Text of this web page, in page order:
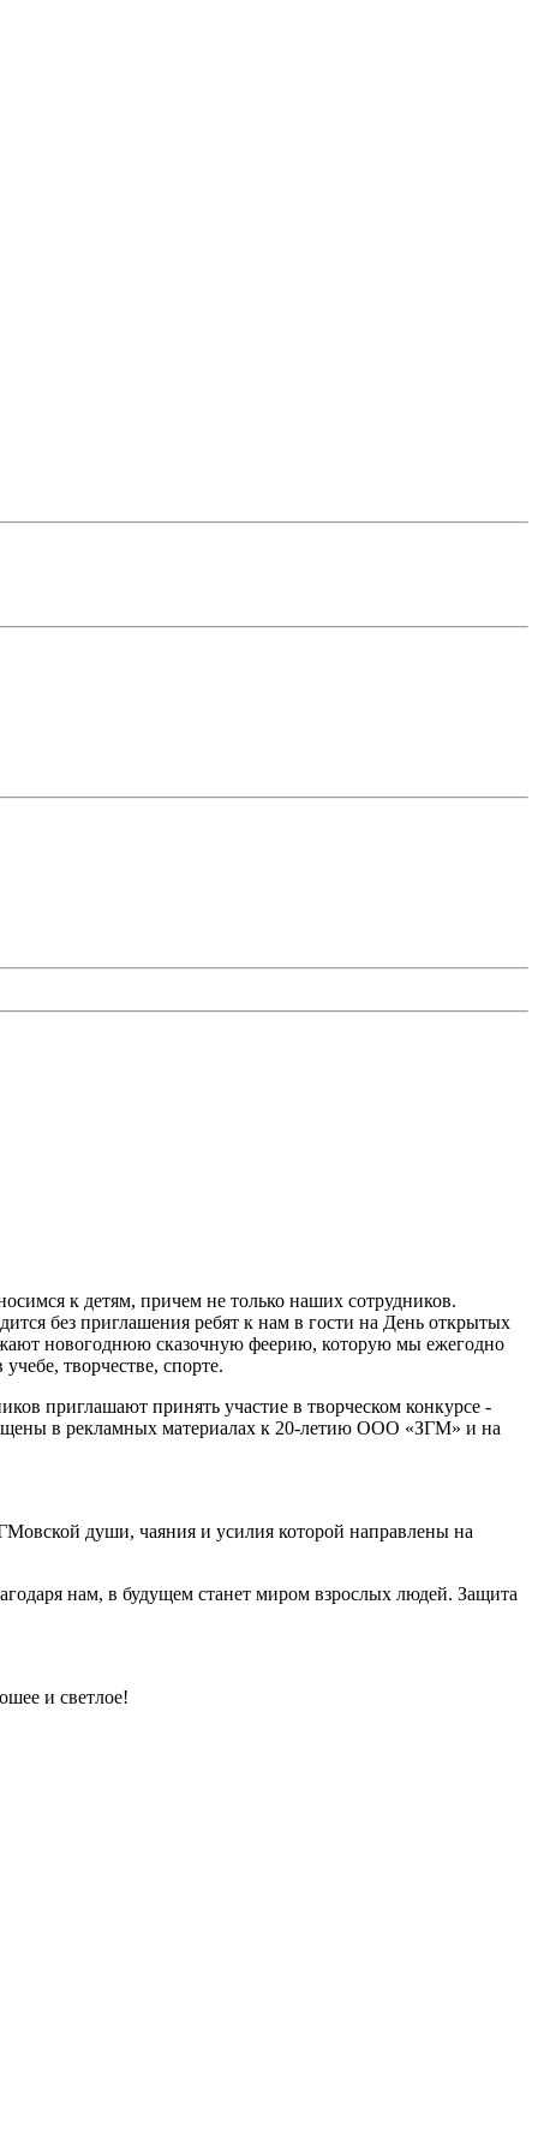
к детям, причем не только наших сотрудников.
без приглашения ребят к нам в гости на День открытых
новогоднюю сказочную феерию, которую мы ежегодно
творчестве, спорте.
приглашают принять участие в творческом конкурсе -
в рекламных материалах к 20-летию ООО «ЗГМ» и на
души, чаяния и усилия которой направлены на
нам, в будущем станет миром взрослых людей. Защита
и светлое!